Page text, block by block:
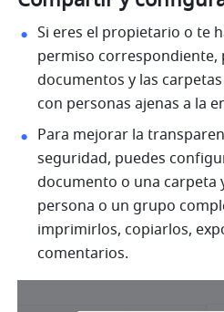
Si eres el propietario o te
permiso
documentos y las
con personas ajenas a la
Para mejorar la
seguridad, puedes
documento o una carpeta
persona o un grupo
imprimirlos, copiarlos,
comentarios.